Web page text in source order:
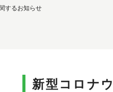
するお知らせ
新型コロナ